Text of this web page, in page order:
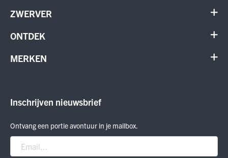
ZWERVER
Contact
Annuleer order
ONTDEK
Schoenen
MERKEN
Smartwool
Nitro
Peak Performance
Inschrijven nieuwsbrief
Ontvang een portie avontuur in je mailbox.